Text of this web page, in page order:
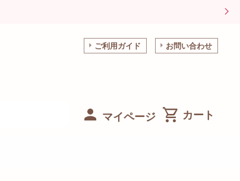
ご利用ガイド お問い合わせ
マイページ